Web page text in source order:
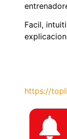
Facil,
https://